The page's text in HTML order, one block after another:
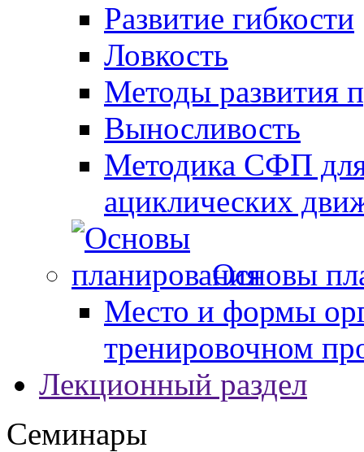
Развитие гибкости
Ловкость
Методы развития
Выносливость
Методика СФП для
ациклических
Основы
Место и формы
тренировочном
Лекционный раздел
Семинары